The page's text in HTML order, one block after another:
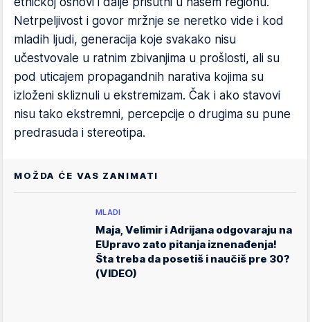
Netrpeljivost i govor mržnje se neretko vide i kod
mladih ljudi, generacija koje svakako nisu
učestvovale u ratnim zbivanjima u prošlosti, ali su
pod uticajem propagandnih narativa kojima su
izloženi skliznuli u ekstremizam. Čak i ako stavovi
nisu tako ekstremni, percepcije o drugima su pune
predrasuda i stereotipa.
MOŽDA ĆE VAS ZANIMATI
MLADI
Maja, Velimir i Adrijana odgovaraju na
EUpravo zato pitanja iznenađenja!
Šta treba da posetiš i naučiš pre 30?
(VIDEO)